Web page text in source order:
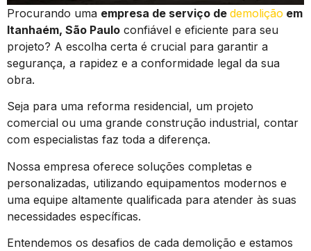
Procurando uma empresa de serviço de demolição em
Itanhaém, São Paulo confiável e eficiente para seu
projeto? A escolha certa é crucial para garantir a
segurança, a rapidez e a conformidade legal da sua
obra.
Seja para uma reforma residencial, um projeto
comercial ou uma grande construção industrial, contar
com especialistas faz toda a diferença.
Nossa empresa oferece soluções completas e
personalizadas, utilizando equipamentos modernos e
uma equipe altamente qualificada para atender às suas
necessidades específicas.
Entendemos os desafios de cada demolição e estamos